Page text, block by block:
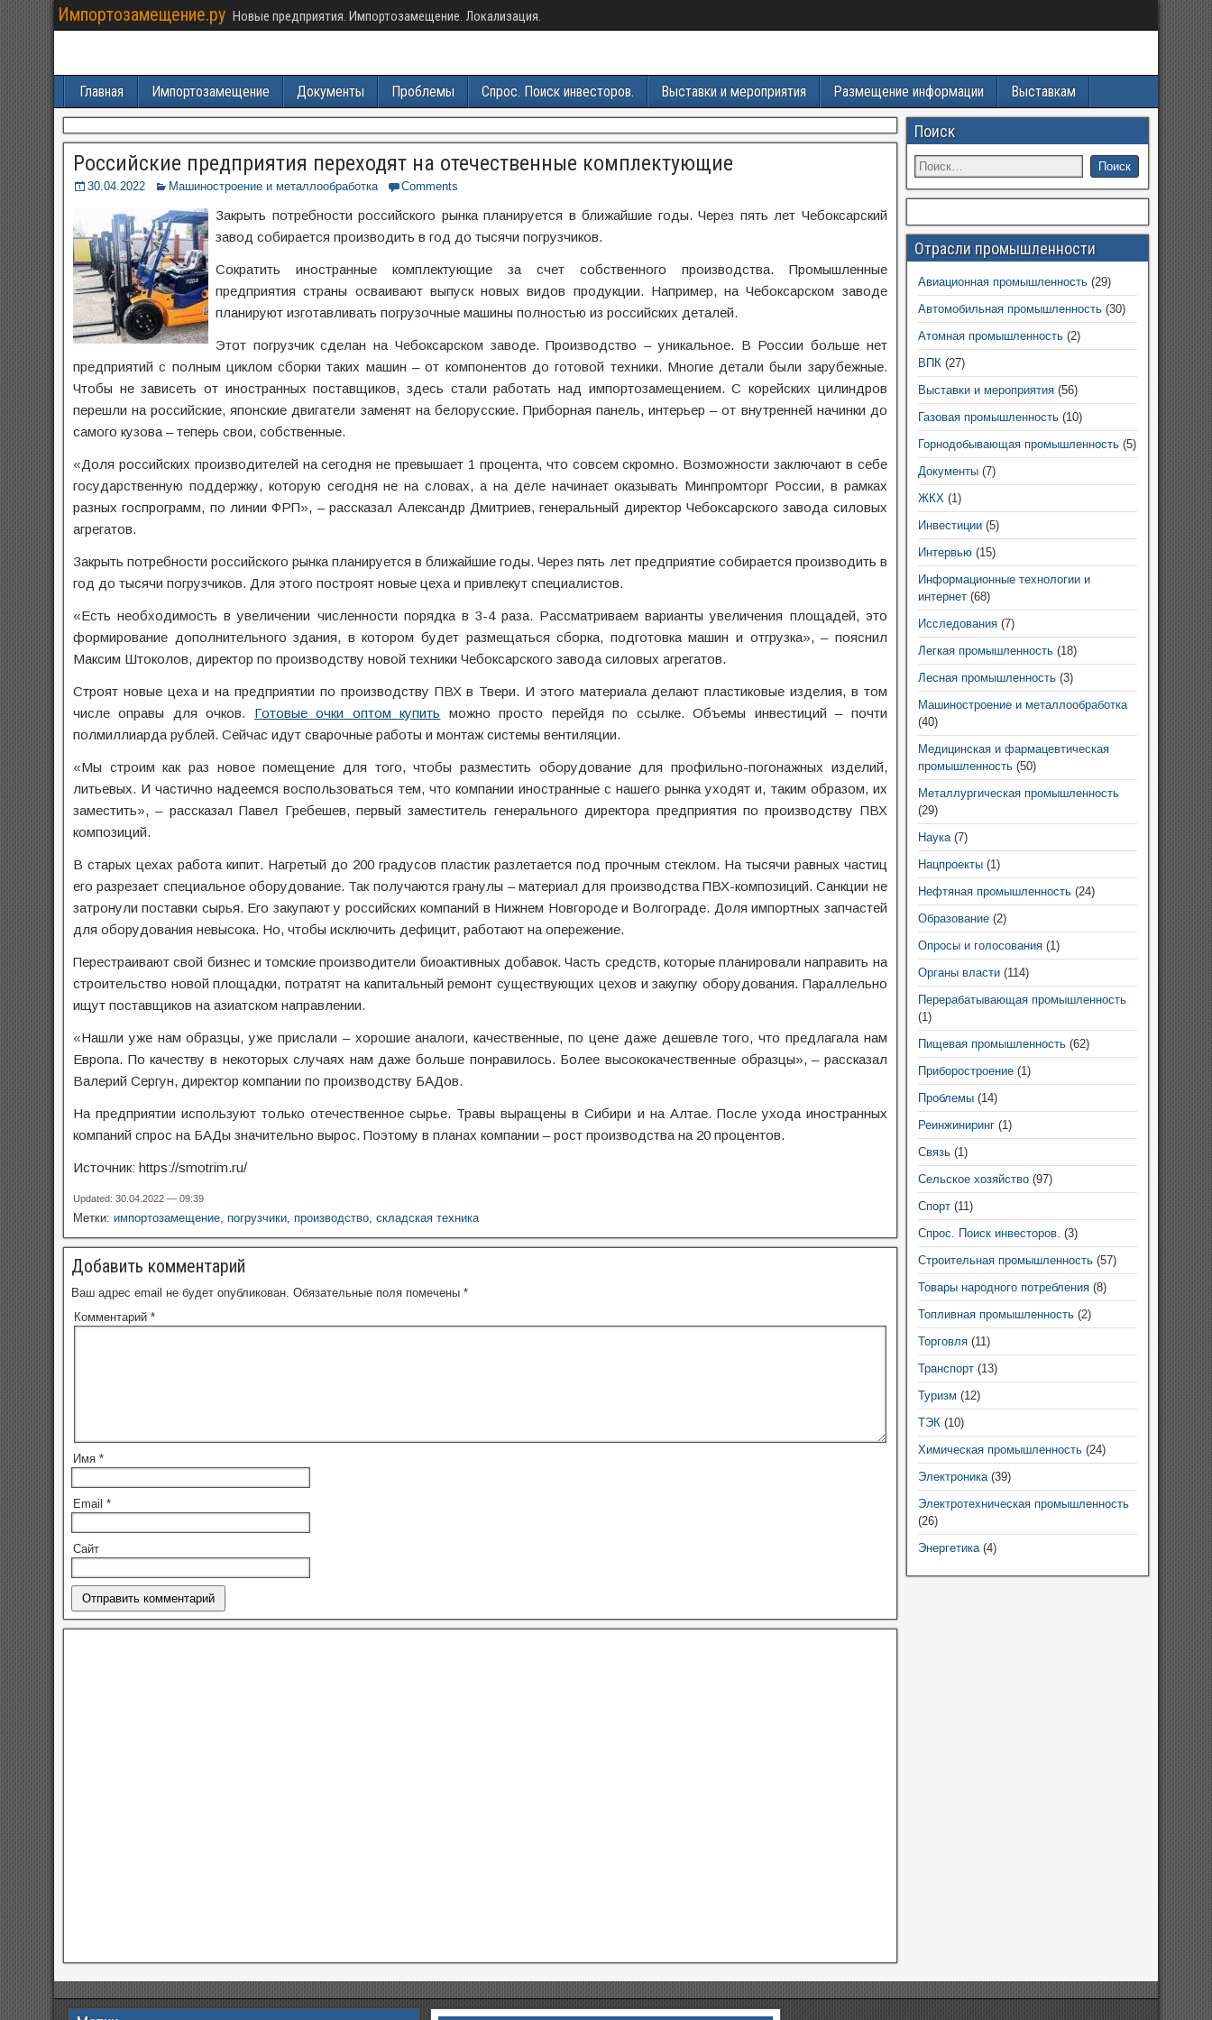
Импортозамещение.ру Новые предприятия. Импортозамещение. Локализация.
Главная Импортозамещение Документы Проблемы Спрос. Поиск инвесторов. Выставки и мероприятия Размещение информации Выставкам
Российские предприятия переходят на отечественные комплектующие
30.04.2022 Машиностроение и металлообработка Comments
Закрыть потребности российского рынка планируется в ближайшие годы. Через пять лет Чебоксарский
завод собирается производить в год до тысячи погрузчиков.
Сократить иностранные комплектующие за счет собственного производства. Промышленные
предприятия страны осваивают выпуск новых видов продукции. Например, на Чебоксарском заводе
планируют изготавливать погрузочные машины полностью из российских деталей.
Этот погрузчик сделан на Чебоксарском заводе. Производство – уникальное. В России больше нет
предприятий с полным циклом сборки таких машин – от компонентов до готовой техники. Многие детали были зарубежные.
Чтобы не зависеть от иностранных поставщиков, здесь стали работать над импортозамещением. С корейских цилиндров
перешли на российские, японские двигатели заменят на белорусские. Приборная панель, интерьер – от внутренней начинки до
самого кузова – теперь свои, собственные.
«Доля российских производителей на сегодня не превышает 1 процента, что совсем скромно. Возможности заключают в себе
государственную поддержку, которую сегодня не на словах, а на деле начинает оказывать Минпромторг России, в рамках
разных госпрограмм, по линии ФРП», – рассказал Александр Дмитриев, генеральный директор Чебоксарского завода силовых
агрегатов.
Закрыть потребности российского рынка планируется в ближайшие годы. Через пять лет предприятие собирается производить в
год до тысячи погрузчиков. Для этого построят новые цеха и привлекут специалистов.
«Есть необходимость в увеличении численности порядка в 3-4 раза. Рассматриваем варианты увеличения площадей, это
формирование дополнительного здания, в котором будет размещаться сборка, подготовка машин и отгрузка», – пояснил
Максим Штоколов, директор по производству новой техники Чебоксарского завода силовых агрегатов.
Строят новые цеха и на предприятии по производству ПВХ в Твери. И этого материала делают пластиковые изделия, в том
числе оправы для очков. Готовые очки оптом купить можно просто перейдя по ссылке. Объемы инвестиций – почти
полмиллиарда рублей. Сейчас идут сварочные работы и монтаж системы вентиляции.
«Мы строим как раз новое помещение для того, чтобы разместить оборудование для профильно-погонажных изделий,
литьевых. И частично надеемся воспользоваться тем, что компании иностранные с нашего рынка уходят и, таким образом, их
заместить», – рассказал Павел Гребешев, первый заместитель генерального директора предприятия по производству ПВХ
композиций.
В старых цехах работа кипит. Нагретый до 200 градусов пластик разлетается под прочным стеклом. На тысячи равных частиц
его разрезает специальное оборудование. Так получаются гранулы – материал для производства ПВХ-композиций. Санкции не
затронули поставки сырья. Его закупают у российских компаний в Нижнем Новгороде и Волгограде. Доля импортных запчастей
для оборудования невысока. Но, чтобы исключить дефицит, работают на опережение.
Перестраивают свой бизнес и томские производители биоактивных добавок. Часть средств, которые планировали направить на
строительство новой площадки, потратят на капитальный ремонт существующих цехов и закупку оборудования. Параллельно
ищут поставщиков на азиатском направлении.
«Нашли уже нам образцы, уже прислали – хорошие аналоги, качественные, по цене даже дешевле того, что предлагала нам
Европа. По качеству в некоторых случаях нам даже больше понравилось. Более высококачественные образцы», – рассказал
Валерий Сергун, директор компании по производству БАДов.
На предприятии используют только отечественное сырье. Травы выращены в Сибири и на Алтае. После ухода иностранных
компаний спрос на БАДы значительно вырос. Поэтому в планах компании – рост производства на 20 процентов.
Источник: https://smotrim.ru/
Updated: 30.04.2022 — 09:39
Метки: импортозамещение, погрузчики, производство, складская техника
Добавить комментарий
Ваш адрес email не будет опубликован. Обязательные поля помечены *
Комментарий *
Имя *
Email *
Сайт
Поиск
Отрасли промышленности
Авиационная промышленность(29)
Автомобильная промышленность(30)
Атомная промышленность(2)
ВПК(27)
Выставки и мероприятия(56)
Газовая промышленность(10)
Горнодобывающая промышленность(5)
Документы(7)
ЖКХ(1)
Инвестиции(5)
Интервью(15)
Информационные технологии и
интернет(68)
Исследования(7)
Легкая промышленность(18)
Лесная промышленность(3)
Машиностроение и металлообработка
(40)
Медицинская и фармацевтическая
промышленность(50)
Металлургическая промышленность
(29)
Наука(7)
Нацпроекты(1)
Нефтяная промышленность(24)
Образование(2)
Опросы и голосования(1)
Органы власти(114)
Перерабатывающая промышленность
(1)
Пищевая промышленность(62)
Приборостроение(1)
Проблемы(14)
Реинжиниринг(1)
Связь(1)
Сельское хозяйство(97)
Спорт(11)
Спрос. Поиск инвесторов. (3)
Строительная промышленность(57)
Товары народного потребления(8)
Топливная промышленность(2)
Торговля(11)
Транспорт(13)
Туризм (12)
ТЭК(10)
Химическая промышленность(24)
Электроника(39)
Электротехническая промышленность
(26)
Энергетика(4)